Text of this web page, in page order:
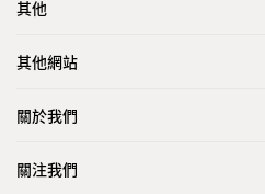
其他
其他網站
關於我們
關注我們